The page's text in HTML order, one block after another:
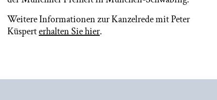
Weitere Informationen zur Kanzelrede mit Peter
Küsperterhalten Sie hier.